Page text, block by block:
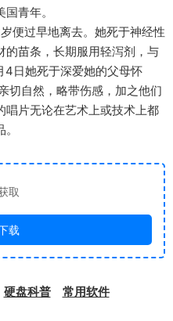
青年。
便过早地离去。她死于神经性
的苗条，长期服用轻泻剂，与
日她死于深爱她的父母怀
切自然，略带伤感，加之他们
唱片无论在艺术上或技术上都
取
载
硬盘科普 常用软件